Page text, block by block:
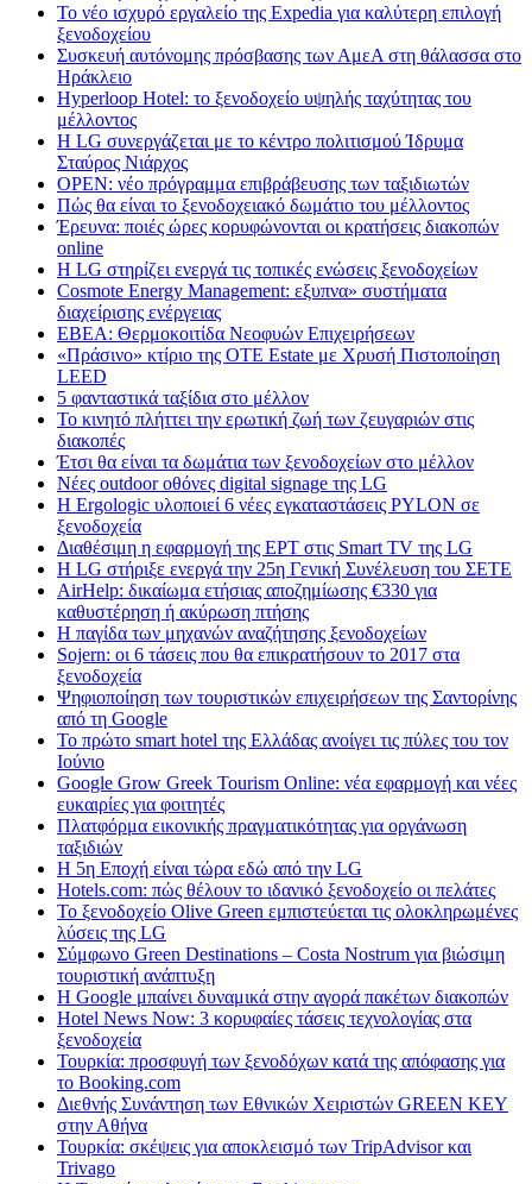
Το νέο ισχυρό εργαλείο της Expedia για καλύτερη επιλογή
ξενοδοχείου
Συσκευή αυτόνομης πρόσβασης των ΑμεΑ στη θάλασσα στο
Ηράκλειο
Hyperloop Hotel: το ξενοδοχείο υψηλής ταχύτητας του
μέλλοντος
Η LG συνεργάζεται με το κέντρο πολιτισμού Ίδρυμα
Σταύρος Νιάρχος
OPEN: νέο πρόγραμμα επιβράβευσης των ταξιδιωτών
Πώς θα είναι το ξενοδοχειακό δωμάτιο του μέλλοντος
Έρευνα: ποιές ώρες κορυφώνονται οι κρατήσεις διακοπών
online
Η LG στηρίζει ενεργά τις τοπικές ενώσεις ξενοδοχείων
Cosmote Energy Management: εξυπνα» συστήματα
διαχείρισης ενέργειας
ΕΒΕΑ: Θερμοκοιτίδα Νεοφυών Επιχειρήσεων
«Πράσινο» κτίριο της OTE Estate με Χρυσή Πιστοποίηση
LEED
5 φανταστικά ταξίδια στο μέλλον
Το κινητό πλήττει την ερωτική ζωή των ζευγαριών στις
διακοπές
Έτσι θα είναι τα δωμάτια των ξενοδοχείων στο μέλλον
Nέες outdoor οθόνες digital signage της LG
Η Ergologic υλοποιεί 6 νέες εγκαταστάσεις PYLON σε
ξενοδοχεία
Διαθέσιμη η εφαρμογή της ΕΡΤ στις Smart TV της LG
Η LG στήριξε ενεργά την 25η Γενική Συνέλευση του ΣΕΤΕ
AirHelp: δικαίωμα ετήσιας αποζημίωσης €330 για
καθυστέρηση ή ακύρωση πτήσης
Η παγίδα των μηχανών αναζήτησης ξενοδοχείων
Sojern: οι 6 τάσεις που θα επικρατήσουν το 2017 στα
ξενοδοχεία
Ψηφιοποίηση των τουριστικών επιχειρήσεων της Σαντορίνης
από τη Google
Το πρώτο smart hotel της Ελλάδας ανοίγει τις πύλες του τον
Ιούνιο
Google Grow Greek Tourism Online: νέα εφαρμογή και νέες
ευκαιρίες για φοιτητές
Πλατφόρμα εικονικής πραγματικότητας για οργάνωση
ταξιδιών
Η 5η Εποχή είναι τώρα εδώ από την LG
Hotels.com: πώς θέλουν το ιδανικό ξενοδοχείο οι πελάτες
To ξενοδοχείο Olive Green εμπιστεύεται τις ολοκληρωμένες
λύσεις της LG
Σύμφωνο Green Destinations – Costa Nostrum για βιώσιμη
τουριστική ανάπτυξη
H Google μπαίνει δυναμικά στην αγορά πακέτων διακοπών
Hotel News Now: 3 κορυφαίες τάσεις τεχνολογίας στα
ξενοδοχεία
Τουρκία: προσφυγή των ξενοδόχων κατά της απόφασης για
το Booking.com
Διεθνής Συνάντηση των Εθνικών Χειριστών GREEN KEY
στην Αθήνα
Τουρκία: σκέψεις για αποκλεισμό των TripAdvisor και
Trivago